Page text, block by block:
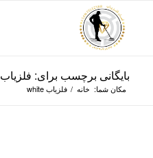
بایگانی برچسب برای: فلزیاب white
مکان شما: خانه / فلزیاب white